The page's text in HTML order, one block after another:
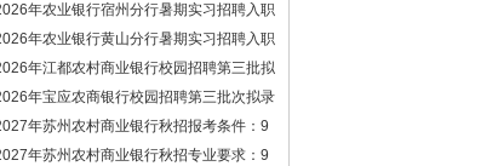
知 年农业银行宿州分行暑期实习招聘入职
年农业银行黄山分行暑期实习招聘入职
年江都农村商业银行校园招聘第三批拟
人员名单（7.3）
年宝应农商银行校园招聘第三批次拟录
员公示年苏州农村商业银行秋招报考条件：9
发布年苏州农村商业银行秋招专业要求：9